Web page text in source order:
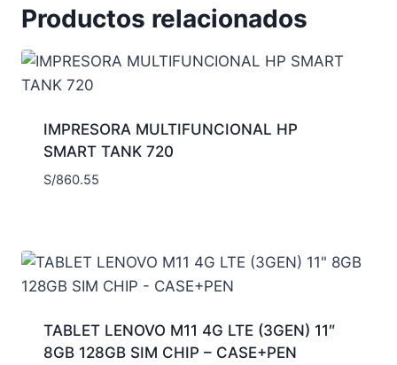
Productos relacionados
IMPRESORA MULTIFUNCIONAL HP
SMART TANK 720
S/860.55
TABLET LENOVO M11 4G LTE (3GEN) 11″
8GB 128GB SIM CHIP – CASE+PEN